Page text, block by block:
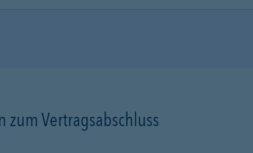
Vertragsabschluss